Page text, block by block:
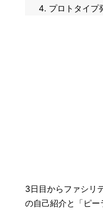
プロトタイプ
3日目からファシリ
の自己紹介と「ピ